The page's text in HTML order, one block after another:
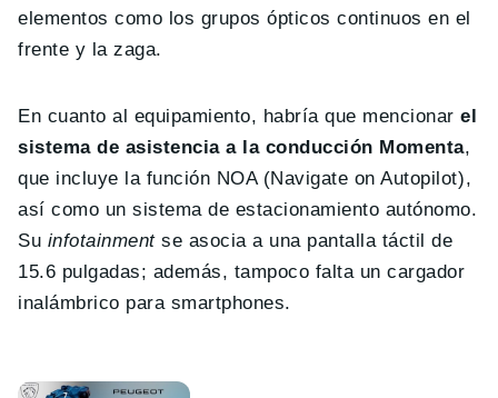
elementos como los grupos ópticos continuos en el
frente y la zaga.
En cuanto al equipamiento, habría que mencionar el
sistema de asistencia a la conducción Momenta,
que incluye la función NOA (Navigate on Autopilot),
así como un sistema de estacionamiento autónomo.
Su infotainmentse asocia a una pantalla táctil de
15.6 pulgadas; además, tampoco falta un cargador
inalámbrico para smartphones.